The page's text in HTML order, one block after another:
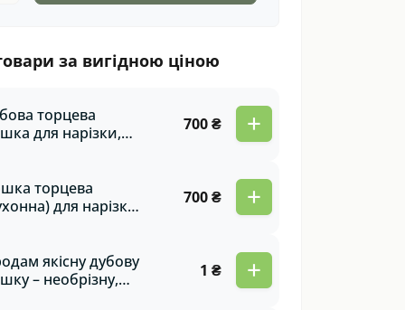
за вигідною ціною
торцева
для нарізки,
Купити
700 ₴ +
торцева
для нарізки,
700 ₴ +
якісну дубову
– необрізну,
1 ₴ +